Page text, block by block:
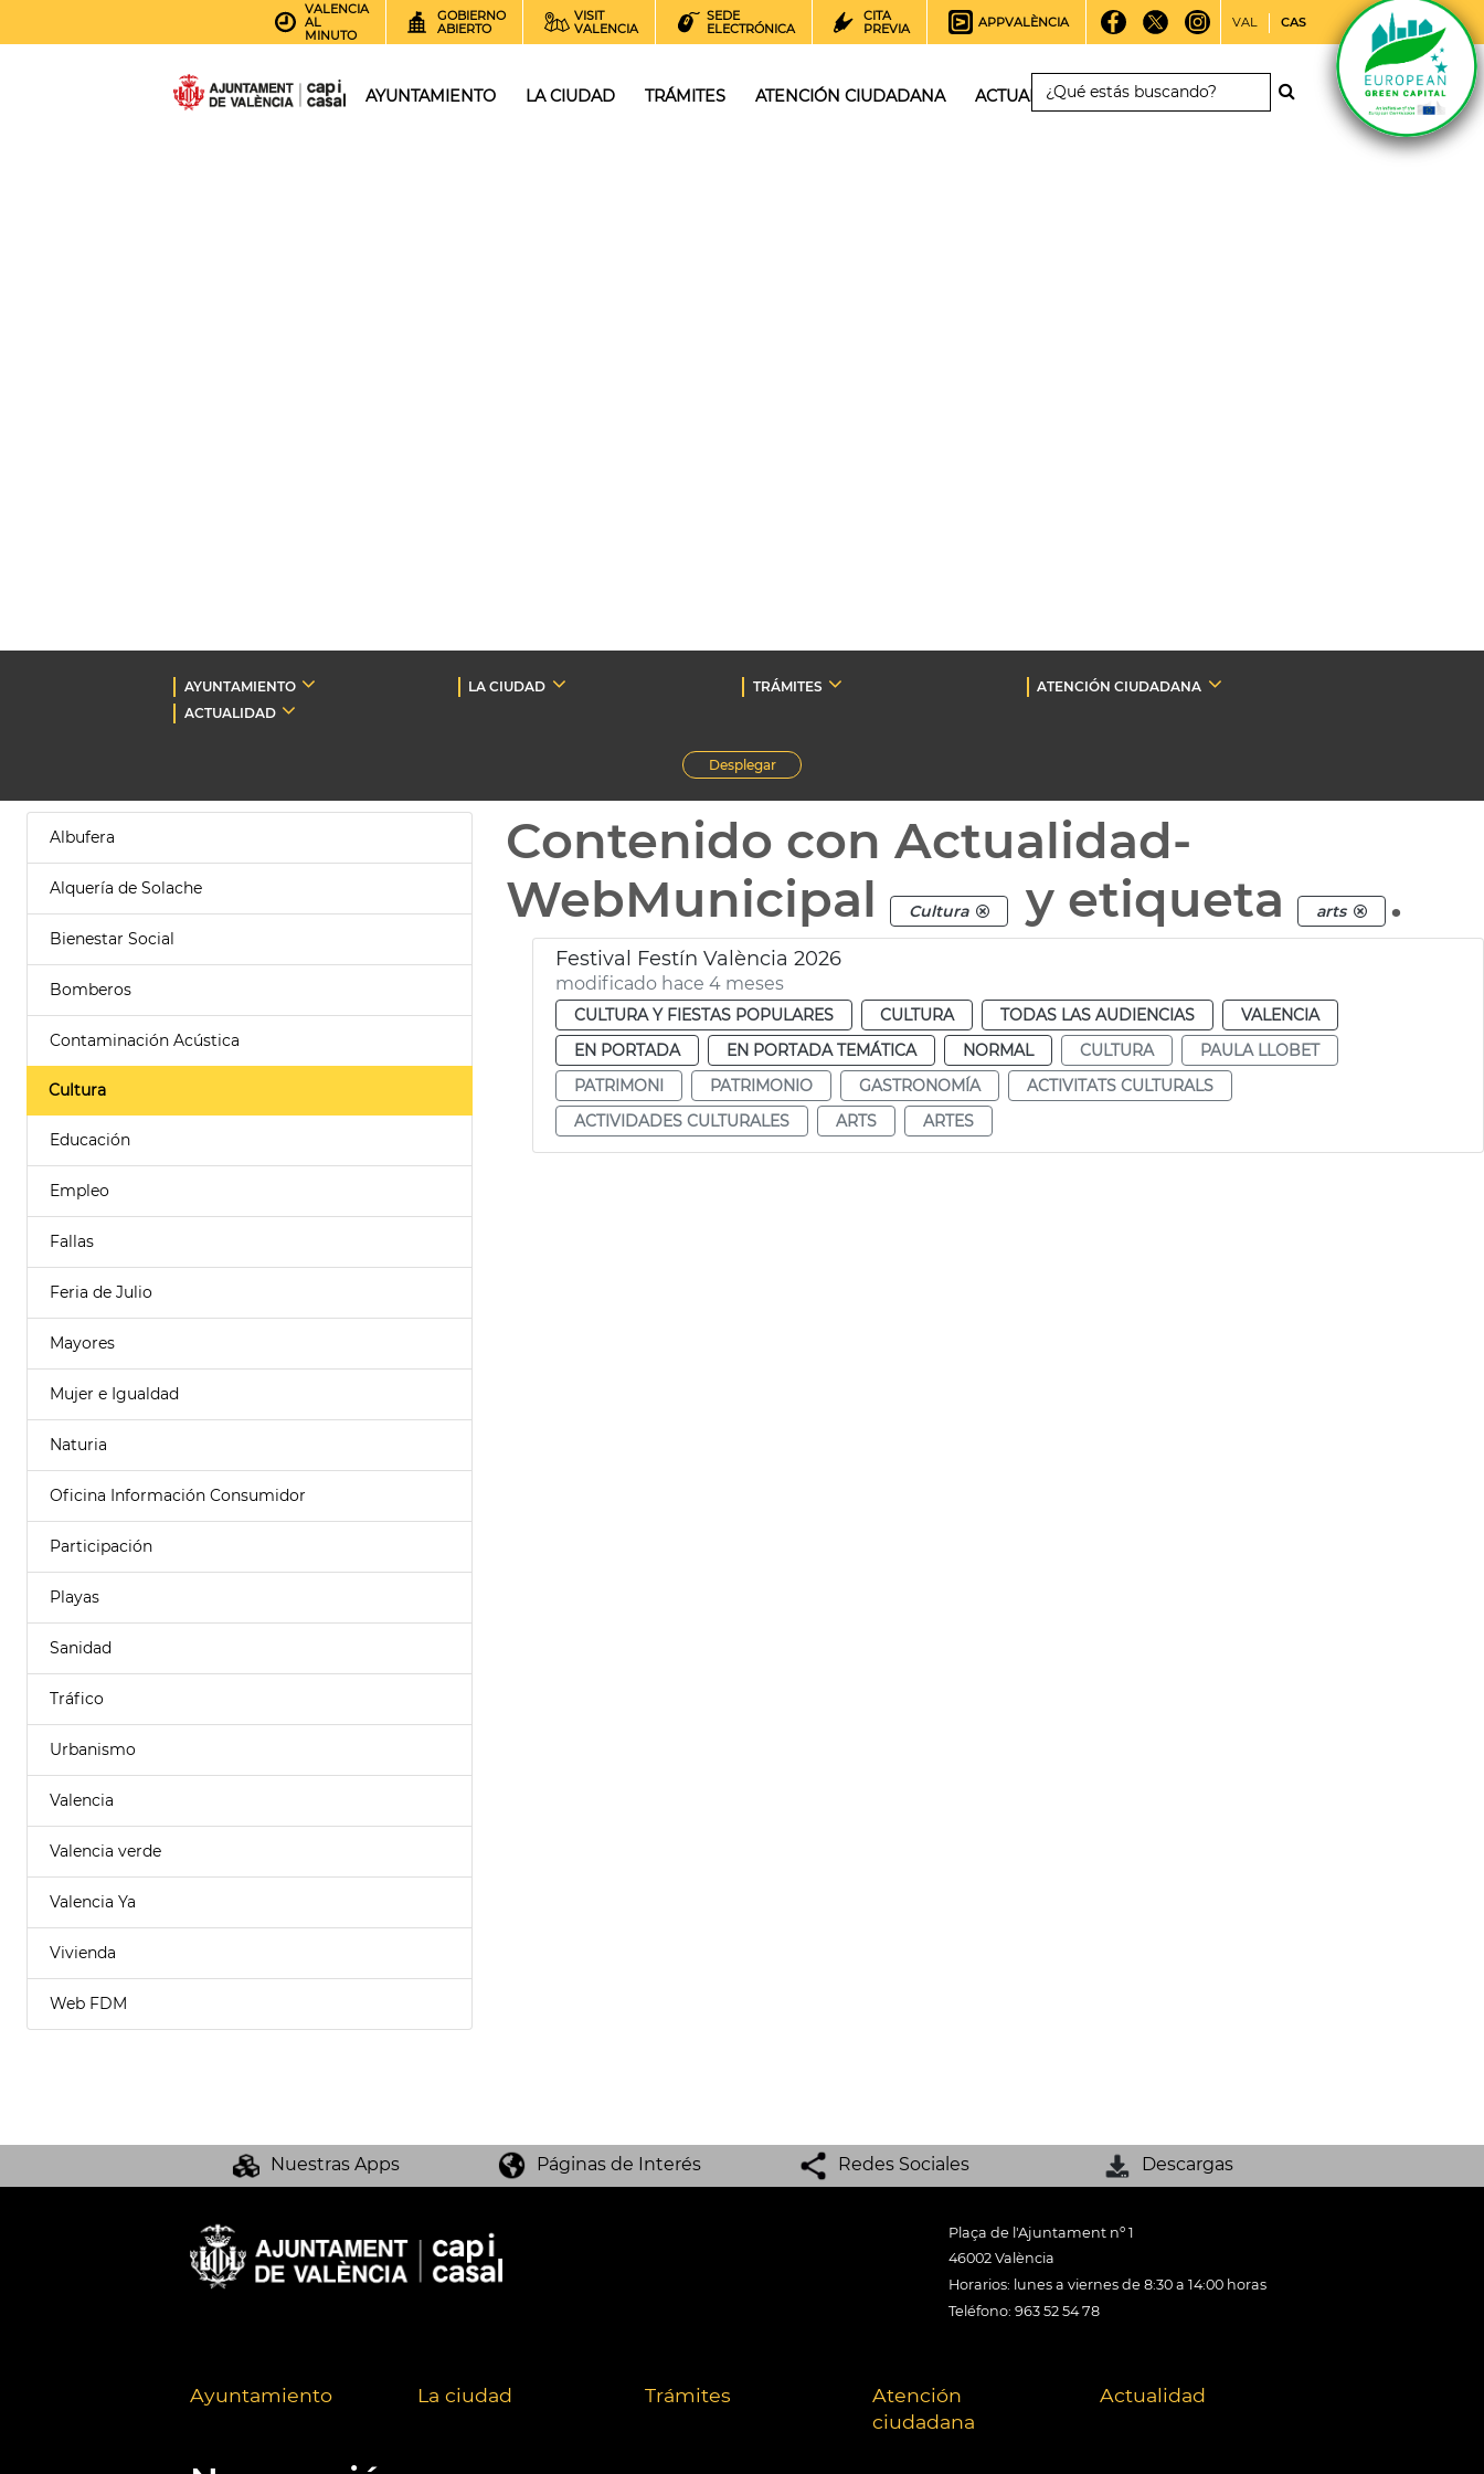
VALENCIA
AL
MINUTO
GOBIERNO
ABIERTO
VISIT
VALENCIA
SEDE
ELECTRÓNICA
CITA
PREVIA
APPVALÈNCIA VAL CAS
AYUNTAMIENTO LA CIUDAD TRÁMITES ATENCIÓN CIUDADANA ACTUALIDAD
AYUNTAMIENTO LA CIUDAD TRÁMITES
ATENCIÓN CIUDADANA
ACTUALIDAD
Desplegar
Albufera
Alquería de Solache
Bienestar Social
Bomberos
Contaminación Acústica
Cultura
Educación
Empleo
Fallas
Feria de Julio
Mayores
Mujer e Igualdad
Naturia
Oficina Información Consumidor
Participación
Playas
Sanidad
Tráfico
Urbanismo
Valencia
Valencia verde
Valencia Ya
Vivienda
Web FDM
Contenido con Actualidad-
WebMunicipal
Cultura y etiqueta arts .
Festival Festín València 2026
modificado hace 4 meses
CULTURA Y FIESTAS POPULARES CULTURA TODAS LAS AUDIENCIAS
VALENCIA
EN PORTADA
EN PORTADA TEMÁTICA NORMAL CULTURA
PAULA LLOBET
PATRIMONI
PATRIMONIO GASTRONOMÍA
ACTIVITATS CULTURALS
ACTIVIDADES CULTURALES
ARTS ARTES
Nuestras Apps Páginas de Interés Redes Sociales Descargas
Plaça de l'Ajuntament nº 1
46002 València
Horarios: lunes a viernes de 8:30 a 14:00 horas
Teléfono: 963 52 54 78
Ayuntamiento La ciudad Trámites
Atención
ciudadana
Actualidad